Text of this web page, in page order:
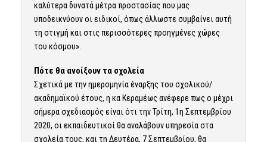
καλύτερα δυνατά μέτρα προστασίας που μας
υποδεικνύουν οι ειδικοί, όπως άλλωστε συμβαίνει αυτή
τη στιγμή και στις περισσότερες προηγμένες χώρες
του κόσμου».
Πότε θα ανοίξουν τα σχολεία
Σχετικά με την ημερομηνία έναρξης του σχολικού/
ακαδημαϊκού έτους, η κα Κεραμέως ανέφερε πως ο μέχρι
σήμερα σχεδιασμός είναι ότι την Τρίτη, 1η Σεπτεμβρίου
2020, οι εκπαιδευτικοί θα αναλάβουν υπηρεσία στα
σχολεία τους, και τη Δευτέρα, 7 Σεπτεμβρίου, θα